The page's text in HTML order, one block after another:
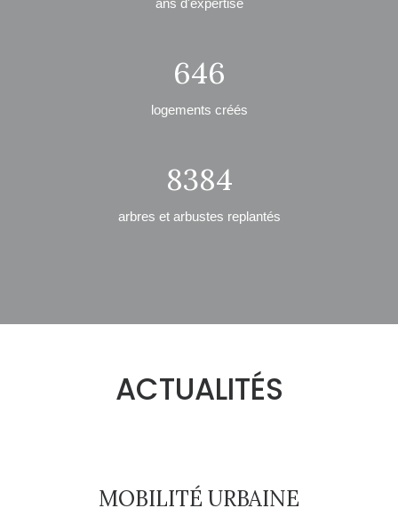
ans d'expertise
646
logements créés
8384
arbres et arbustes replantés
ACTUALITÉS
MOBILITÉ URBAINE